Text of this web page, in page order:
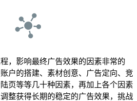
，影响最终广告效果的因素非常的
户的搭建、素材创意、广告定向、竞
页等等几十种因素，再加上各个因素
整获得长期的稳定的广告效果，挑战